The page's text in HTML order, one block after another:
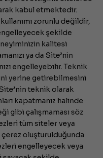
kabul etmektedir.
zorunlu değildir,
şekilde
kalitesi
ya da Site’nin
engelleyebilir. Teknik
yerine getirebilmesini
teknik olarak
kapatmanız halinde
gibi çalışmaması söz
tüm siteler veya
oluşturulduğunda
engelleyecek veya